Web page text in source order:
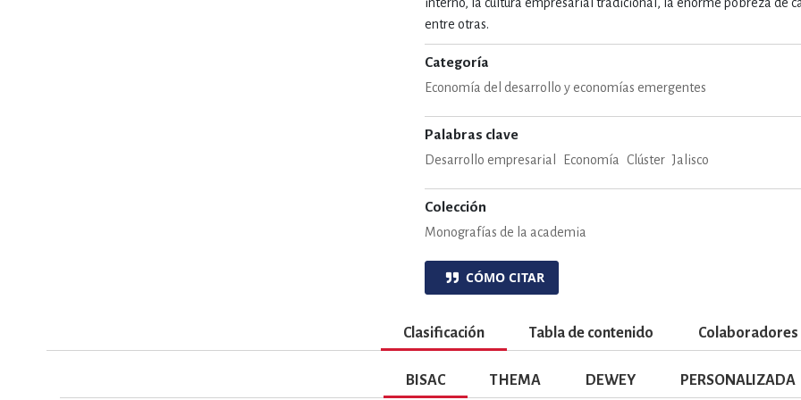
MATEMÁTICAS Y CIENCIAS MEDICINA,
NOVELA GRÁFICA, LIBROS DE CÓMICS,
SALUD, RELACIONES Y DESARROLLO
SOCIEDAD Y CIENCIAS SOCIALES
entre otras.
Categoría
Economía del desarrollo y economías emergentes
Palabras clave
Desarrollo empresarial Economía Clúster Jalisco
Colección
Monografías de la academia
CÓMO CITAR
Clasificación Tabla de contenido Colaboradores
BISAC THEMA DEWEY PERSONALIZADA